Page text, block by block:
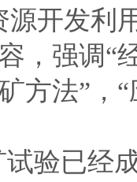
源开发利
，强调“
方法” ， “
验已经